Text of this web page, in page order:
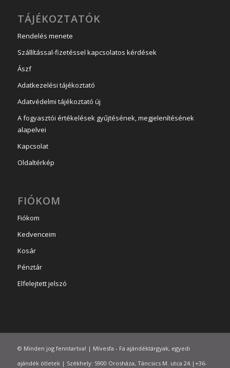
TÁJÉKOZTATÓK
Rendelés menete
Szállítással-fizetéssel kapcsolatos kérdések
Ászf
Adatkezelési tájékoztató
Adatvédelmi tájékoztató új
A fogyasztói értékelések gyűjtésének, megjelenítésének
alapelvei
Kapcsolat
Oldaltérkép
FIÓKOM
Fiókom
Kedvenceim
Kosár
Pénztár
Elfelejtett jelszó
© Minden jog fenntartva! | Mívesfa - Fa ajándéktárgyak, egyedi
ajándék ötletek | Székhely: 5900 Orosháza, Táncsics M. utca 24.|+36-